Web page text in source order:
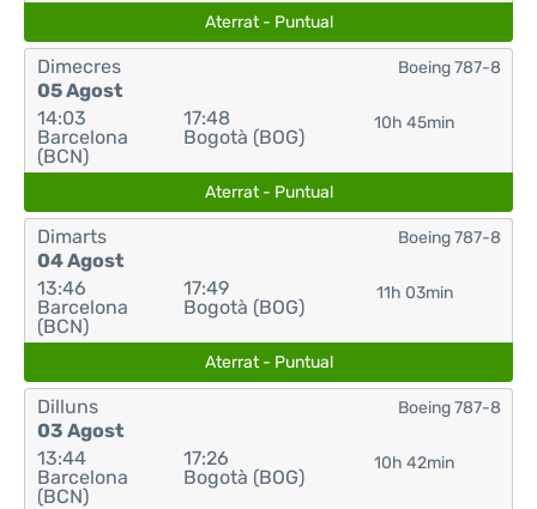
Aterrat - Puntual
Dimecres
05 Agost
14:03
Barcelona
(BCN)
17:48
Bogotà (BOG)
10h 45min
Boeing 787-8
Aterrat - Puntual
Dimarts
04 Agost
13:46
Barcelona
(BCN)
17:49
Bogotà (BOG)
11h 03min
Boeing 787-8
Aterrat - Puntual
Dilluns
03 Agost
13:44
Barcelona
(BCN)
17:26
Bogotà (BOG)
10h 42min
Boeing 787-8